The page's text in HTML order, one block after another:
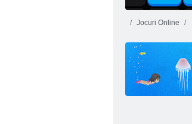
Jocuri Online